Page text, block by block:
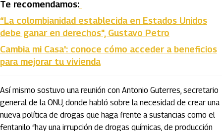
Te recomendamos:
“La colombianidad establecida en Estados Unidos
debe ganar en derechos", Gustavo Petro
Cambia mi Casa': conoce cómo acceder a beneficios
para mejorar tu vivienda
Así mismo sostuvo una reunión con Antonio Guterres, secretario
general de la ONU, donde habló sobre la necesidad de crear una
nueva política de drogas que haga frente a sustancias como el
fentanilo “hay una irrupción de drogas químicas, de producción